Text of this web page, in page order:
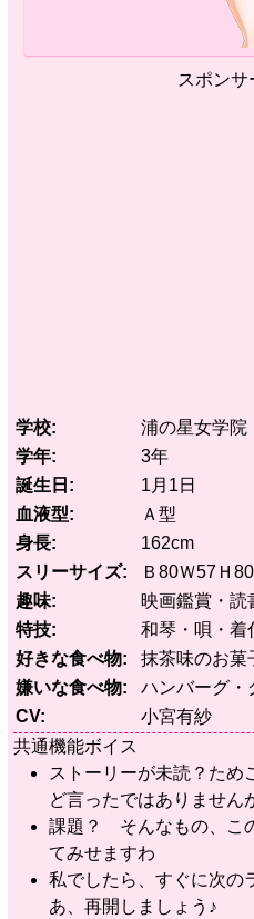
スポンサ
学校
浦の星女学院
学年
3年
誕生日
1月1日
血液型
Ａ型
身長
162cm
スリーサイズ
Ｂ80Ｗ57Ｈ
趣味
映画鑑賞・読
特技
和琴・唄・着
好きな食べ物
抹茶味のお菓
嫌いな食べ物
ハンバーグ・
CV
小宮有紗
共通機能ボイス
ストーリーが未読？ため
ど言ったではありません
課題？ そんなもの、こ
てみせますわ
私でしたら、すぐに次
あ、再開しましょう♪